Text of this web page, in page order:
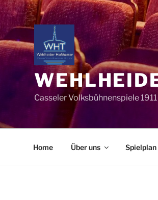
Casseler Volksbühnenspiele
Home Über uns Spielplan